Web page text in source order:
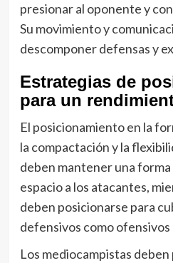
presionar al oponente y
Su movimiento y
descomponer defensas y
Estrategias de
para un
El posicionamiento en la
la compactación y la
deben mantener una
espacio a los atacantes,
deben posicionarse para
defensivos como
Los mediocampistas